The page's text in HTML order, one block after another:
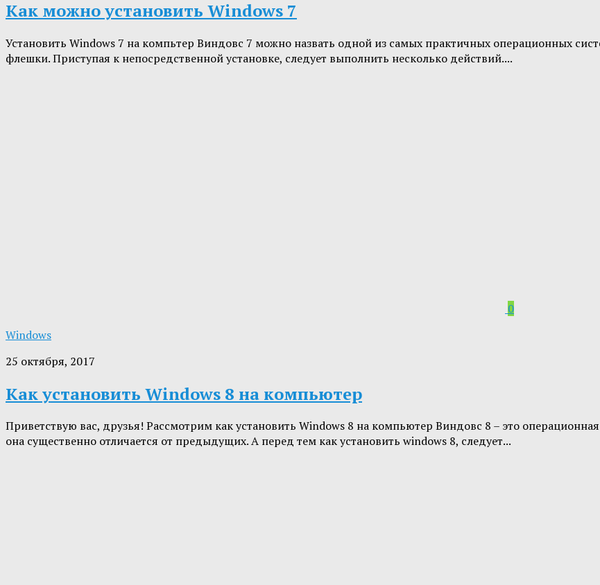
Как можно установить Windows 7
Установить Windows 7 на компьтер Виндовс 7 можно назвать одной из самых практичных операционных
флешки. Приступая к непосредственной установке, следует выполнить несколько действий....
0
Windows
25 октября, 2017
Как установить Windows 8 на компьютер
Приветствую вас, друзья! Рассмотрим как установить Windows 8 на компьютер Виндовс 8 – это
она существенно отличается от предыдущих. А перед тем как установить windows 8, следует...